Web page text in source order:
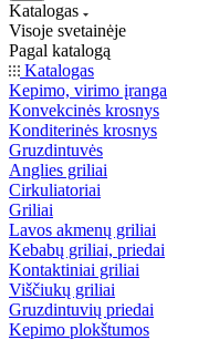
Katalogas
Visoje svetainėje
Pagal katalogą
Katalogas
Kepimo, virimo įranga
Konvekcinės krosnys
Konditerinės krosnys
Gruzdintuvės
Anglies griliai
Cirkuliatoriai
Griliai
Lavos akmenų griliai
Kebabų griliai, priedai
Kontaktiniai griliai
Viščiukų griliai
Gruzdintuvių priedai
Kepimo plokštumos